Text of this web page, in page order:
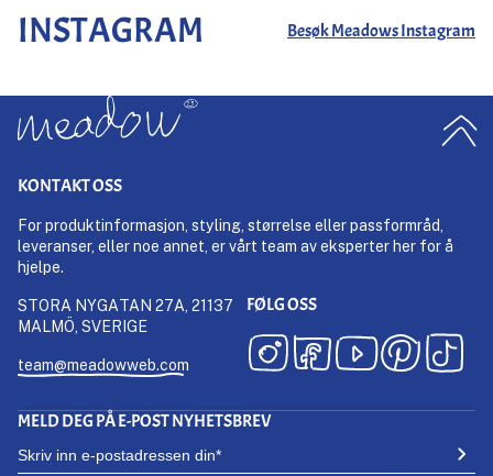
INSTAGRAM Besøk Meadows Instagram
KONTAKT OSS
For produktinformasjon, styling, størrelse eller passformråd,
leveranser, eller noe annet, er vårt team av eksperter her for å
hjelpe.
STORA NYGATAN 27A, 21137
MALMÖ, SVERIGE
team@meadowweb.com
FØLG OSS
MELD DEG PÅ E-POST NYHETSBREV